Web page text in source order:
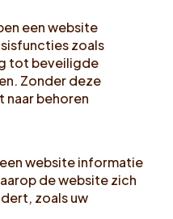
een website
zoals
tot beveiligde
Zonder deze
naar behoren
website informatie
de website zich
zoals uw